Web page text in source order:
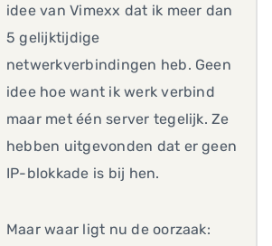
idee van Vimexx dat ik meer dan
5 gelijktijdige
netwerkverbindingen heb. Geen
idee hoe want ik werk verbind
maar met één server tegelijk. Ze
hebben uitgevonden dat er geen
IP-blokkade is bij hen.
Maar waar ligt nu de oorzaak: